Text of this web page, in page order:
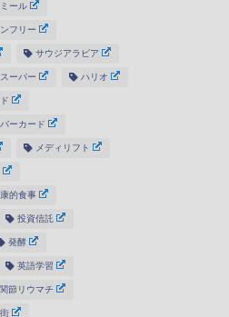
ール
フリー
サウジアラビア
ーパー ハリオ
ーカード
メディリフト
的食事
投資信託
発酵
英語学習
関節リウマチ